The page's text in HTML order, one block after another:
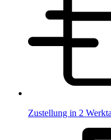
Zustellung in 2